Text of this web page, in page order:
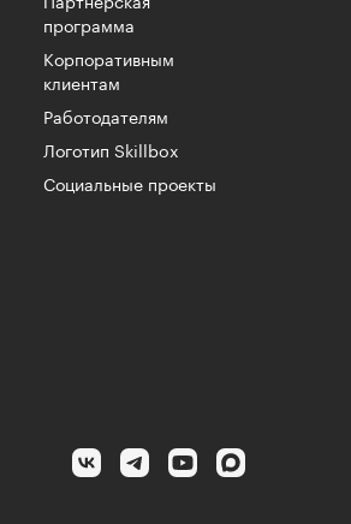
Партнёрская
программа
Корпоративным
клиентам
Работодателям
Логотип Skillbox
Социальные проекты